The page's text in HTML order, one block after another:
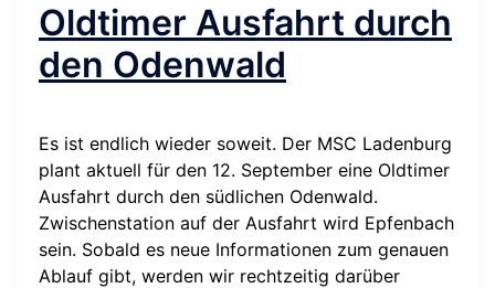
Oldtimer Ausfahrt durch
den Odenwald
Es ist endlich wieder soweit. Der MSC Ladenburg
plant aktuell für den 12. September eine Oldtimer
Ausfahrt durch den südlichen Odenwald.
Zwischenstation auf der Ausfahrt wird Epfenbach
sein. Sobald es neue Informationen zum genauen
Ablauf gibt, werden wir rechtzeitig darüber